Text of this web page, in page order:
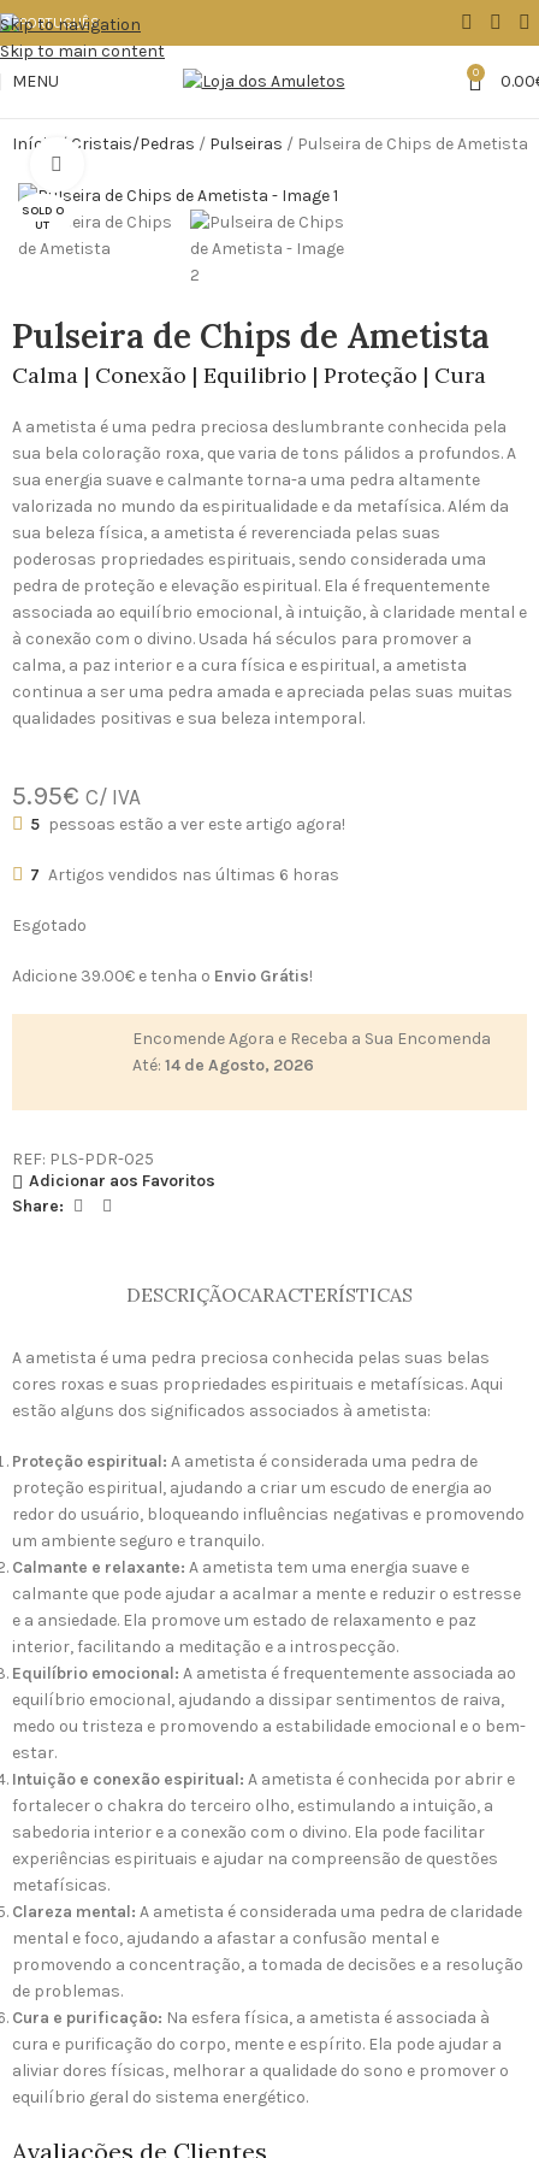
Skip to navigation
Skip to main content
MENU
0 0.00
Início Cristais/Pedras Pulseiras Pulseira de Chips de Ametista
SOLD O
UT
Pulseira de Chips de Ametista
Calma | Conexão | Equilibrio | Proteção | Cura
A ametista é uma pedra preciosa deslumbrante conhecida pela
sua bela coloração roxa, que varia de tons pálidos a profundos. A
sua energia suave e calmante torna-a uma pedra altamente
valorizada no mundo da espiritualidade e da metafísica. Além da
sua beleza física, a ametista é reverenciada pelas suas
poderosas propriedades espirituais, sendo considerada uma
pedra de proteção e elevação espiritual. Ela é frequentemente
associada ao equilíbrio emocional, à intuição, à claridade mental e
à conexão com o divino. Usada há séculos para promover a
calma, a paz interior e a cura física e espiritual, a ametista
continua a ser uma pedra amada e apreciada pelas suas muitas
qualidades positivas e sua beleza intemporal.
5.95€ C/ IVA
5 pessoas estão a ver este artigo agora!
7 Artigos vendidos nas últimas 6 horas
Esgotado
Adicione 39.00€ e tenha o Envio Grátis!
Encomende Agora e Receba a Sua Encomenda
Até: 14 de Agosto, 2026
REF: PLS-PDR-025
Adicionar aos Favoritos
Share:
DESCRIÇÃOCARACTERÍSTICAS
A ametista é uma pedra preciosa conhecida pelas suas belas
cores roxas e suas propriedades espirituais e metafísicas. Aqui
estão alguns dos significados associados à ametista:
Proteção espiritual: A ametista é considerada uma pedra de
proteção espiritual, ajudando a criar um escudo de energia ao
redor do usuário, bloqueando influências negativas e promovendo
um ambiente seguro e tranquilo.
Calmante e relaxante: A ametista tem uma energia suave e
calmante que pode ajudar a acalmar a mente e reduzir o estresse
e a ansiedade. Ela promove um estado de relaxamento e paz
interior, facilitando a meditação e a introspecção.
Equilíbrio emocional: A ametista é frequentemente associada ao
equilíbrio emocional, ajudando a dissipar sentimentos de raiva,
medo ou tristeza e promovendo a estabilidade emocional e o bem-
estar.
Intuição e conexão espiritual: A ametista é conhecida por abrir e
fortalecer o chakra do terceiro olho, estimulando a intuição, a
sabedoria interior e a conexão com o divino. Ela pode facilitar
experiências espirituais e ajudar na compreensão de questões
metafísicas.
Clareza mental: A ametista é considerada uma pedra de claridade
mental e foco, ajudando a afastar a confusão mental e
promovendo a concentração, a tomada de decisões e a resolução
de problemas.
Cura e purificação: Na esfera física, a ametista é associada à
cura e purificação do corpo, mente e espírito. Ela pode ajudar a
aliviar dores físicas, melhorar a qualidade do sono e promover o
equilíbrio geral do sistema energético.
Avaliações de Clientes